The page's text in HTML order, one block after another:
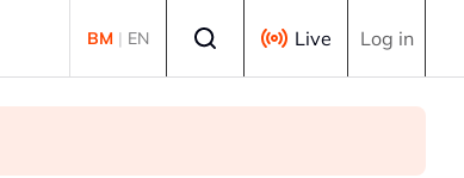
BM | EN Live Log in